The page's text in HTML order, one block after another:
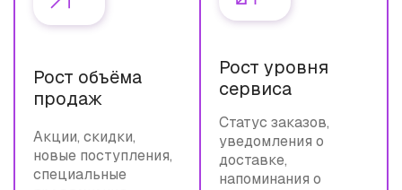
Рост объёма
продаж
Акции, скидки,
новые поступления,
специальные
Рост уровня
сервиса
Статус заказов,
уведомления о
доставке,
напоминания о